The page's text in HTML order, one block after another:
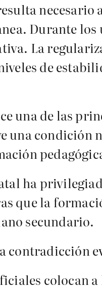
Durante
La
de
una de las
condición
ha
que la
secundario.
contradicción
colocan